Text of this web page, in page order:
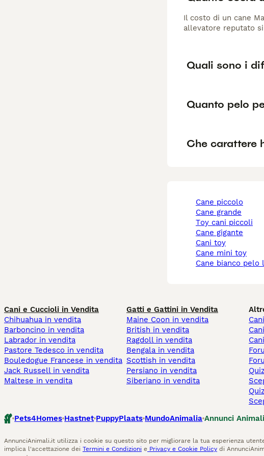
Il costo di un cane
allevatore reputato
Quali sono i
Quanto pelo
Che carattere
cane piccolo
cane grande
toy cani piccoli
cane gigante
cani toy
cane mini toy
cane bianco pelo
Cani e Cuccioli in Vendita
Chihuahua in vendita
Barboncino in vendita
Labrador in vendita
Pastore Tedesco in vendita
Bouledogue Francese in vendita
Jack Russell in vendita
Maltese in vendita
Gatti e Gattini in Vendita
Maine Coon in vendita
British in vendita
Ragdoll in vendita
Bengala in vendita
Scottish in vendita
Persiano in vendita
Siberiano in vendita
Pets4Homes Hastnet PuppyPlaats MundoAnimalia Annunci
AnnunciAnimali.it utilizza i cookie su questo sito per migliorare la tua esperienza
implica l'accettazione dei Termini e Condizioni e Privacy e Cookie Policy di